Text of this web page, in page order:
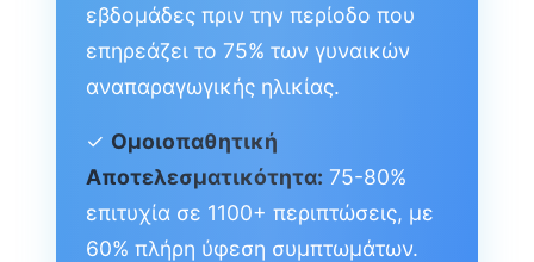
εβδομάδες πριν την περίοδο που
επηρεάζει το 75% των γυναικών
αναπαραγωγικής ηλικίας.
✓ Ομοιοπαθητική
Αποτελεσματικότητα: 75-80%
επιτυχία σε 1100+ περιπτώσεις, με
60% πλήρη ύφεση συμπτωμάτων.